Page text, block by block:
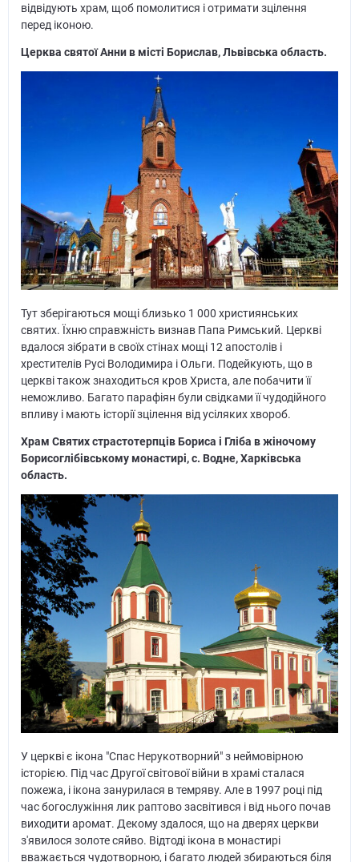
відвідують храм, щоб помолитися і отримати зцілення
перед іконою.
Церква святої Анни в місті Борислав, Львівська область.
Тут зберігаються мощі близько 1 000 християнських
святих. Їхню справжність визнав Папа Римський. Церкві
вдалося зібрати в своїх стінах мощі 12 апостолів і
хрестителів Русі Володимира і Ольги. Подейкують, що в
церкві також знаходиться кров Христа, але побачити її
неможливо. Багато парафіян були свідками її чудодійного
впливу і мають історії зцілення від усіляких хвороб.
Храм Святих страстотерпців Бориса і Гліба в жіночому
Борисоглібівському монастирі, с. Водне, Харківська
область.
У церкві є ікона "Спас Нерукотворний" з неймовірною
історією. Під час Другої світової війни в храмі сталася
пожежа, і ікона занурилася в темряву. Але в 1997 році під
час богослужіння лик раптово засвітився і від нього почав
виходити аромат. Декому здалося, що на дверях церкви
з'явилося золоте сяйво. Відтоді ікона в монастирі
вважається чудотворною, і багато людей збираються біля